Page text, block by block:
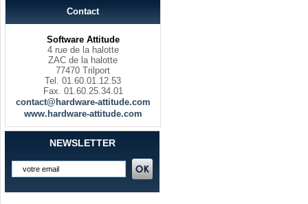
Contact
Software Attitude
4 rue de la halotte
ZAC de la halotte
77470 Trilport
Tel. 01.60.01.12.53
Fax. 01.60.25.34.01
contact@hardware-attitude.com
www.hardware-attitude.com
NEWSLETTER